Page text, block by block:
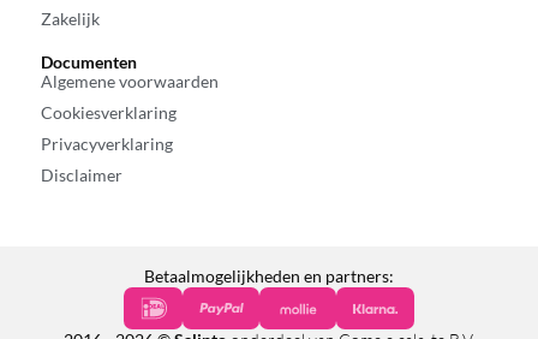
Zakelijk
Documenten
Algemene voorwaarden
Cookiesverklaring
Privacyverklaring
Disclaimer
Betaalmogelijkheden en partners: